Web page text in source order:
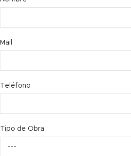
Mail
Teléfono
Tipo de Obra